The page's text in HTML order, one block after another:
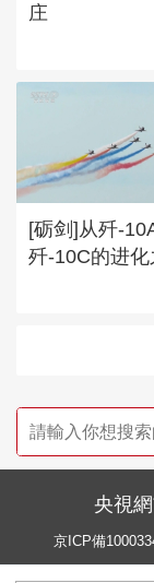
庄
[砺剑]从歼-
歼-10C的进化
央視
京ICP備